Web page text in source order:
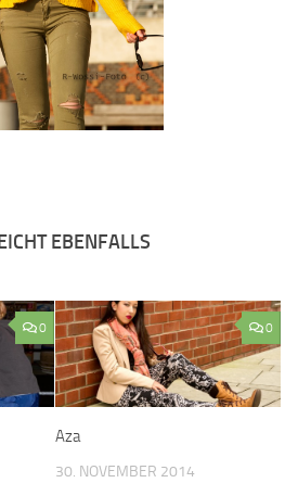
EBENFALLS
0 0
Aza
30. NOVEMBER 2014